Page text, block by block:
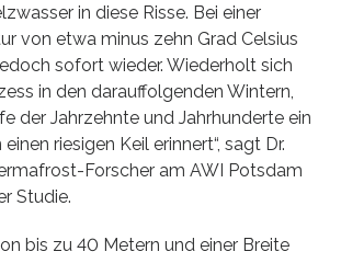
in diese Risse. Bei einer
von etwa minus zehn Grad Celsius
sofort wieder. Wiederholt sich
in den darauffolgenden Wintern,
der Jahrzehnte und Jahrhunderte ein
riesigen Keil erinnert“, sagt Dr.
Forscher am AWI Potsdam
Studie.
bis zu 40 Metern und einer Breite